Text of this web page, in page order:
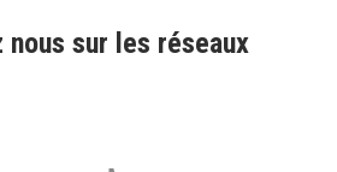
nous sur les réseaux